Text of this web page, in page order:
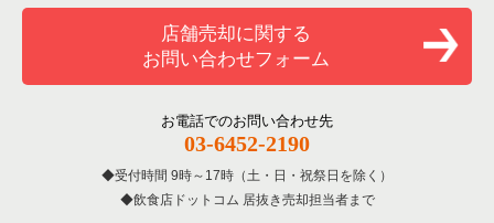
洋食の居抜き売却物件の案件一覧
その他の居抜き売却物件の案件一覧
北区の飲食店の居抜き売却物件の案件一覧
江戸川区の飲食店の居抜き売却物件の案件一覧
墨田区の飲食店の居抜き売却物件の案件一覧
東京23区のバーの居抜き売却物件の案件一覧
東京23区の居酒屋・ダイニングバーの居抜き売却物件の案件一
東京23区の専門料理の居抜き売却物件の案件一覧
東京23区の和食の居抜き売却物件の案件一覧
目黒区のその他の居抜き売却物件の案件一覧
店舗売却に関する
お問い合わせフォーム
お電話でのお問い合わせ先
03-6452-2190
受付時間 9時～17時（土・日・祝祭日を除く）
飲食店ドットコム 居抜き売却担当者まで